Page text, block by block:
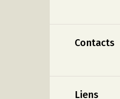
Contacts
Liens